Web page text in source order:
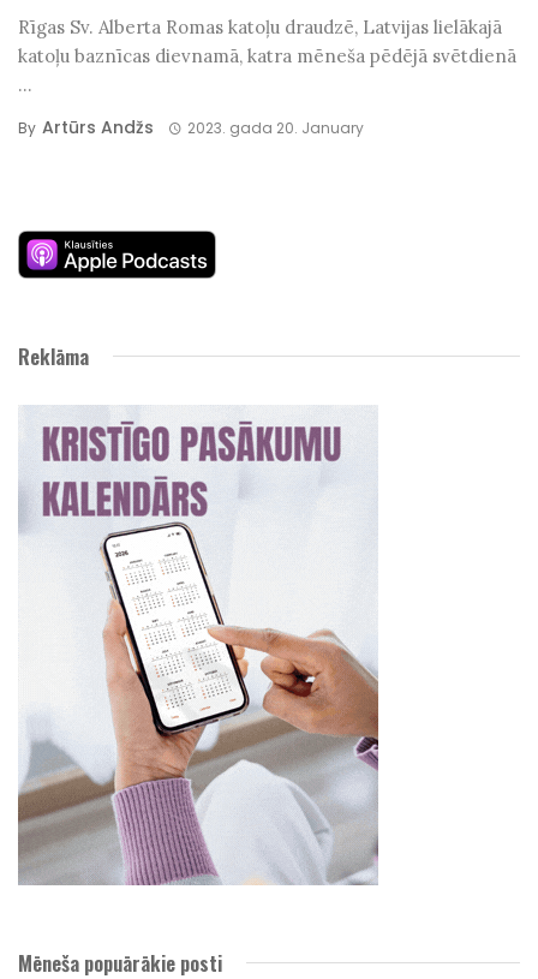
Rīgas Sv. Alberta Romas katoļu draudzē, Latvijas lielākajā
katoļu baznīcas dievnamā, katra mēneša pēdējā svētdienā
...
By Artūrs Andžs 2023. gada 20. January
Reklāma
Mēneša popuārākie posti